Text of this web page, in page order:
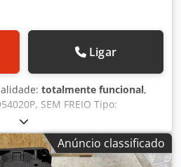
Ligar
totalmente funcional,
SEM FREIO Tipo:
Modelo: G405-611A Potência:
4000 rpm Torque: 11,2 Nm Ano
H A Hex Actok Sem freio
IP65
Anúncio classificado